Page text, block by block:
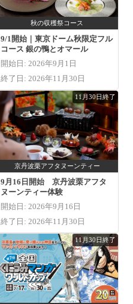
秋の収穫祭コース
9/1開始｜東京ドーム秋限定フル
コース 銀の鴨とオマール
開始日: 2026年9月1日
終了日: 2026年11月30日
11月30日終了
京丹波栗アフタヌーンティー
9月16日開始 京丹波栗アフタ
ヌーンティー体験
開始日: 2026年9月16日
終了日: 2026年11月30日
11月30日終了